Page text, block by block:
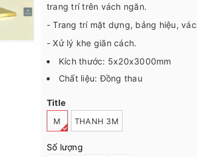
trang trí trên vách ngăn.
- Trang trí mặt dựng, bảng hiệu,
- Xử lý khe giãn cách.
Kích thước: 5x20x3000mm
Chất liệu: Đồng thau
Title
M THANH 3M
Số lượng